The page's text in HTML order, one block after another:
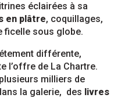
éclairées à sa
en plâtre, coquillages,
ficelle sous globe.
différente,
l’offre de La Chartre.
milliers de
la galerie, des livres